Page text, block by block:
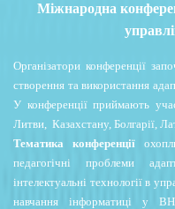
Міжнародна
Організатори конференції
створення та використання
У конференції приймають
Литви, Казахстану, Болгарії,
Тематика конференції
педагогічні проблеми
інтелектуальні технології в
навчання інформатиці у